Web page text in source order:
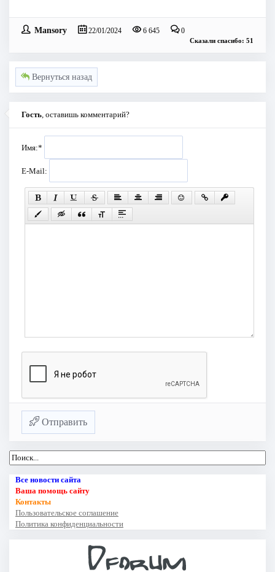
Mansory 22/01/2024 6 645 0
Сказали спасибо: 51
Вернуться назад
Гость, оставишь комментарий?
Имя:*
E-Mail:
Отправить
Все новости сайта
Ваша помощь сайту
Контакты
Пользовательское соглашение
Политика конфиденциальности